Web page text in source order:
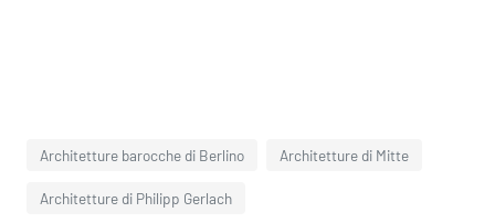
Architetture barocche di Berlino Architetture di Mitte
Architetture di Philipp Gerlach